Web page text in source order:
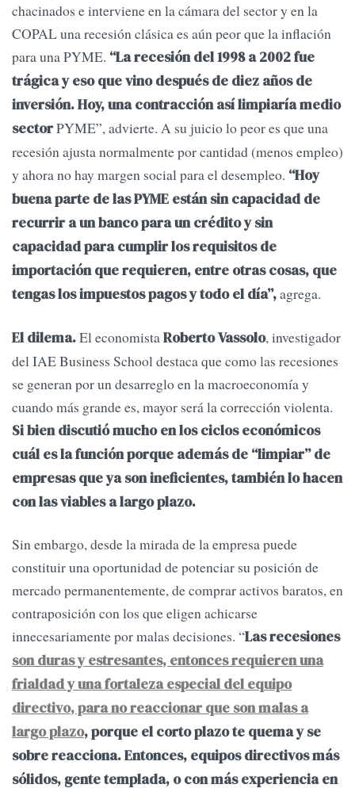
chacinados e interviene en la cámara del sector y en la
COPAL una recesión clásica es aún peor que la inflación
para una PYME. “La recesión del 1998 a 2002 fue
trágica y eso que vino después de diez años de
inversión. Hoy, una contracción así limpiaría medio
sectorPYME”, advierte. A su juicio lo peor es que una
recesión ajusta normalmente por cantidad (menos empleo)
y ahora no hay margen social para el desempleo. “Hoy
buena parte de las PYME están sin capacidad de
recurrir a un banco para un crédito y sin
capacidad para cumplir los requisitos de
importación que requieren, entre otras cosas, que
tengas los impuestos pagos y todo el día”,agrega.
El dilema.El economistaRoberto Vassolo, investigador
del IAE Business School destaca que como las recesiones
se generan por un desarreglo en la macroeconomía y
cuando más grande es, mayor será la corrección violenta.
Si bien discutió mucho en los ciclos económicos
cuál es la función porque además de “limpiar” de
empresas que ya son ineficientes, también lo hacen
con las viables a largo plazo.
Sin embargo, desde la mirada de la empresa puede
constituir una oportunidad de potenciar su posición de
mercado permanentemente, de comprar activos baratos, en
contraposición con los que eligen achicarse
innecesariamente por malas decisiones. “Las recesiones
son duras y estresantes, entonces requieren una
frialdad y una fortaleza especial del equipo
directivo, para no reaccionar que son malas a
largo plazo, porque el corto plazo te quema y se
sobre reacciona. Entonces, equipos directivos más
sólidos, gente templada, o con más experiencia en